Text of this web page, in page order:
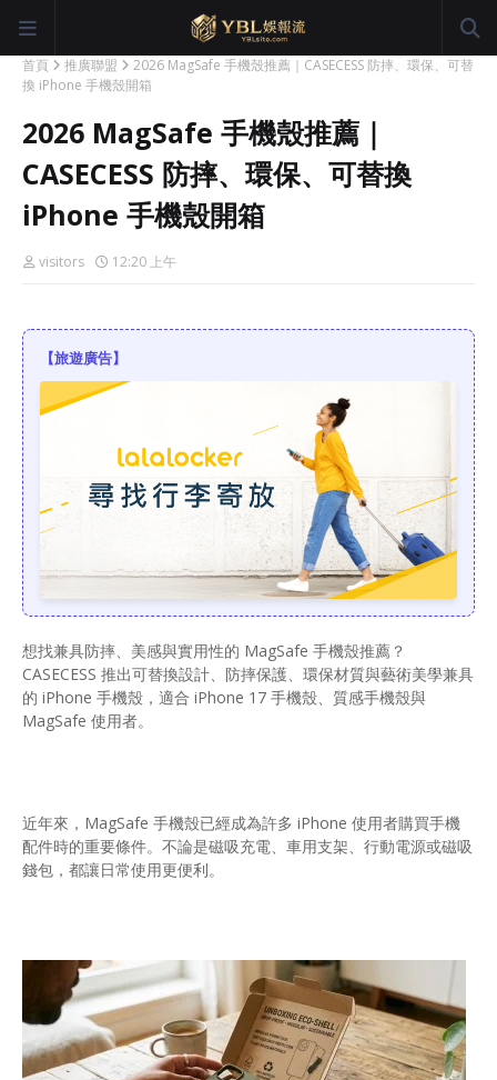
首頁 推廣聯盟
2026 MagSafe 手機殼推薦｜CASECESS 防摔、環保、可替
換 iPhone 手機殼開箱
2026 MagSafe 手機殼推薦｜
CASECESS 防摔、環保、可替換
iPhone 手機殼開箱
visitors 12:20 上午
【旅遊廣告】
想找兼具防摔、美感與實用性的 MagSafe 手機殼推薦？
CASECESS 推出可替換設計、防摔保護、環保材質與藝術美學兼具
的 iPhone 手機殼，適合 iPhone 17 手機殼、質感手機殼與
MagSafe 使用者。
近年來，MagSafe 手機殼已經成為許多 iPhone 使用者購買手機
配件時的重要條件。不論是磁吸充電、車用支架、行動電源或磁吸
錢包，都讓日常使用更便利。